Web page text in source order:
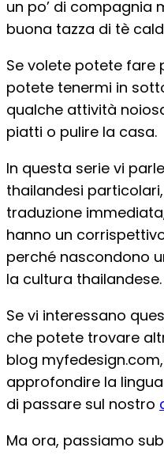
un po’ di compagnia
buona tazza di tè
Se volete potete fare
potete tenermi in
qualche attività
piatti o pulire la casa.
In questa serie vi
thailandesi
traduzione
hanno un
perché nascondono
la cultura thailandese.
Se vi interessano
che potete trovare
blog
approfondire la
di passare sul nostro
Ma ora, passiamo